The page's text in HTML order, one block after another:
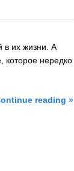
в их жизни. А
нередко
reading »